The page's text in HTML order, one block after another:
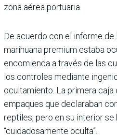
zona aérea portuaria.
De acuerdo con el informe de
marihuana premium estaba
encomienda a través de las
los controles mediante
ocultamiento. La primera
empaques que declaraban
reptiles, pero en su interior se
“cuidadosamente oculta”.